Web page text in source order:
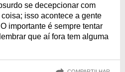
se decepcionar com
isso acontece a gente
importante é sempre tentar
que aí fora tem alguma